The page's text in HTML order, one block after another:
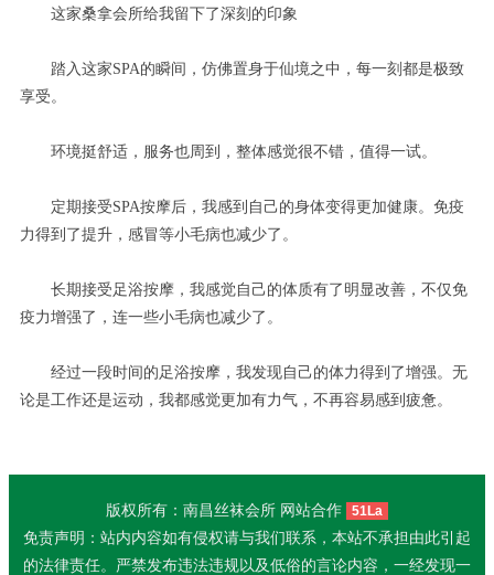
这家桑拿会所给我留下了深刻的印象
踏入这家SPA的瞬间，仿佛置身于仙境之中，每一刻都是极致
享受。
环境挺舒适，服务也周到，整体感觉很不错，值得一试。
定期接受SPA按摩后，我感到自己的身体变得更加健康。免疫
力得到了提升，感冒等小毛病也减少了。
长期接受足浴按摩，我感觉自己的体质有了明显改善，不仅免
疫力增强了，连一些小毛病也减少了。
经过一段时间的足浴按摩，我发现自己的体力得到了增强。无
论是工作还是运动，我都感觉更加有力气，不再容易感到疲惫。
版权所有：南昌丝袜会所 网站合作 51La
免责声明：站内内容如有侵权请与我们联系，本站不承担由此引起
的法律责任。严禁发布违法违规以及低俗的言论内容，一经发现一